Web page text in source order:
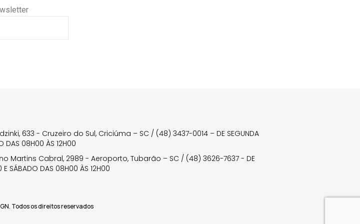
633 - Cruzeiro do Sul, Criciúma – SC / (48) 3437-0014 – DE SEGUNDA
DAS 08H00 ÀS 12H00
Martins Cabral, 2989 - Aeroporto, Tubarão – SC / (48) 3626-7637 - DE
E SÁBADO DAS 08H00 ÀS 12H00
Todos os direitos reservados